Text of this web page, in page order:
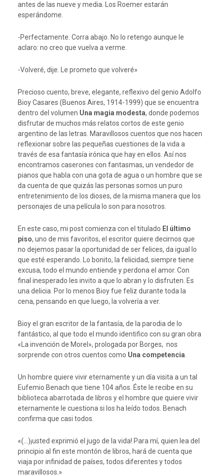
antes de las nueve y media. Los Roemer estarán
esperándome.
-Perfectamente. Corra abajo. No lo retengo aunque le
aclaro: no creo que vuelva a verme.
-Volveré, dije. Le prometo que volveré»
Precioso cuento, breve, elegante, reflexivo del genio Adolfo
Bioy Casares (Buenos Aires, 1914-1999) que se encuentra
dentro del volumen Una magia modesta, donde podemos
disfrutar de muchos más relatos cortos de este genio
argentino de las letras. Maravillosos cuentos que nos hacen
reflexionar sobre las pequeñas cuestiones de la vida a
través de esa fantasía irónica que hay en ellos. Así nos
encontramos caserones con fantasmas, un vendedor de
pianos que habla con una gota de agua o un hombre que se
da cuenta de que quizás las personas somos un puro
entretenimiento de los dioses, de la misma manera que los
personajes de una película lo son para nosotros.
En este caso, mi post comienza con el titulado El último
piso, uno de mis favoritos, el escritor quiere decirnos que
no dejemos pasar la oportunidad de ser felices, da igual lo
que esté esperando. Lo bonito, la felicidad, siempre tiene
excusa, todo el mundo entiende y perdona el amor. Con
final inesperado les invito a que lo abran y lo disfruten. Es
una delicia. Por lo menos Bioy fue feliz durante toda la
cena, pensando en que luego, la volvería a ver.
Bioy el gran escritor de la fantasía, de la parodia de lo
fantástico, al que todo el mundo identifico con su gran obra
«La invención de Morel», prologada por Borges, nos
sorprende con otros cuentos como Una competencia
Un hombre quiere vivir eternamente y un día visita a un tal
Eufemio Benach que tiene 104 años. Éste le recibe en su
biblioteca abarrotada de libros y el hombre que quiere vivir
eternamente le cuestiona si los ha leído todos. Benach
confirma que casi todos.
«(…)¡usted exprimió el jugo de la vida! Para mí, quien lea del
principio al fin este montón de libros, hará de cuenta que
viaja por infinidad de países, todos diferentes y todos
maravillosos.»